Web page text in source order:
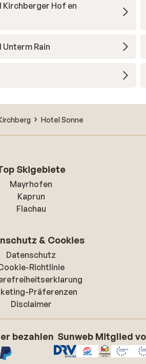
Kirchberger Hof en
Rain
Hotel Sonne
Skigebiete
Mayrhofen
Kaprun
Flachau
& Cookies
Datenschutz
Richtlinie
Präferenzen
Disclaimer
bezahlen Sunweb Mitglied